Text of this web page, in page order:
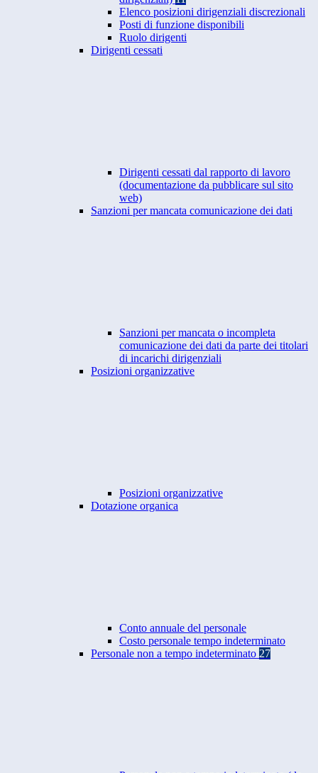
Elenco posizioni dirigenziali discrezionali
Posti di funzione disponibili
Ruolo dirigenti
Dirigenti cessati
Dirigenti cessati dal rapporto di lavoro
(documentazione da pubblicare sul sito
web)
Sanzioni per mancata comunicazione dei dati
Sanzioni per mancata o incompleta
comunicazione dei dati da parte dei titolari
di incarichi dirigenziali
Posizioni organizzative
Posizioni organizzative
Dotazione organica
Conto annuale del personale
Costo personale tempo indeterminato
Personale non a tempo indeterminato 27